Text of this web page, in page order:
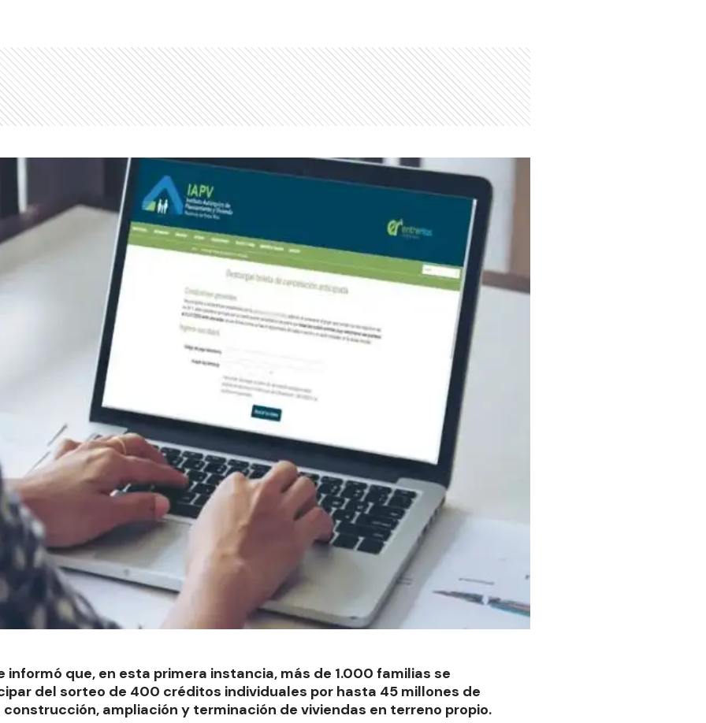
informó que, en esta primera instancia, más de 1.000 familias se
del sorteo de 400 créditos individuales por hasta 45 millones de
ampliación y terminación de viviendas en terreno propio.